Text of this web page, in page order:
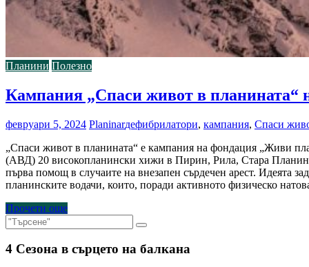
Планини Полезно
Кампания „Спаси живот в планината“
февруари 5, 2024 Planinarдефибрилатори, кампания, Спаси
„Спаси живот в планината“ е кампания на фондация „Живи
(АВД) 20 високопланински хижи в Пирин, Рила, Стара
първа помощ в случаите на внезапен сърдечен арест. Идеята
планинските водачи, които, поради активното физическо
Прочети още
4 Сезона в сърцето на балкана